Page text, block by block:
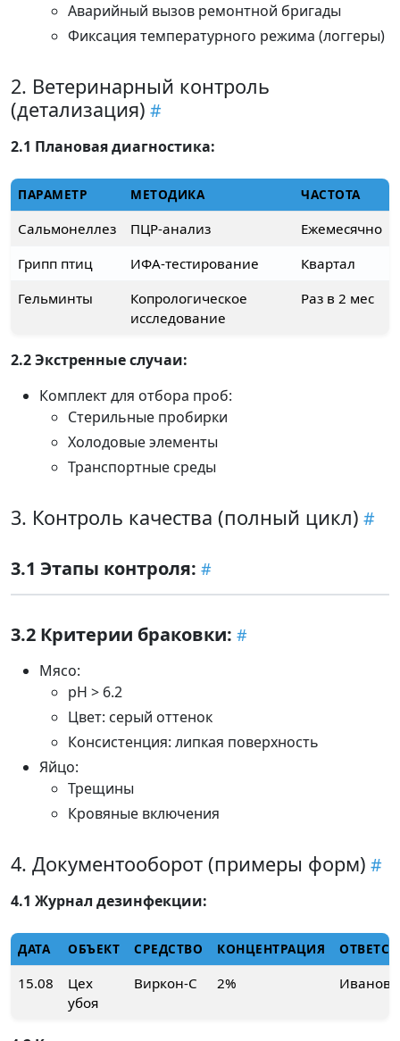
Аварийный вызов ремонтной бригады
Фиксация температурного режима (логгеры)
2. Ветеринарный контроль
(детализация)
2.1 Плановая диагностика:
ПАРАМЕТР МЕТОДИКА ЧАСТОТА
Сальмонеллез ПЦР-анализ
Ежемесячно
Грипп птиц
ИФА-тестирование
Квартал
Гельминты
Копрологическое
исследование
Раз в 2 мес
2.2 Экстренные случаи:
Комплект для отбора проб:
Стерильные пробирки
Холодовые элементы
Транспортные среды
3. Контроль качества (полный цикл)
3.1 Этапы контроля:
3.2 Критерии браковки:
Мясо:
pH > 6.2
Цвет: серый оттенок
Консистенция: липкая поверхность
Яйцо:
Трещины
Кровяные включения
4. Документооборот (примеры форм)
4.1 Журнал дезинфекции:
ДАТА ОБЪЕКТ СРЕДСТВО КОНЦЕНТРАЦИЯ
15.08
Цех
убоя
Виркон-С 2% Иванов